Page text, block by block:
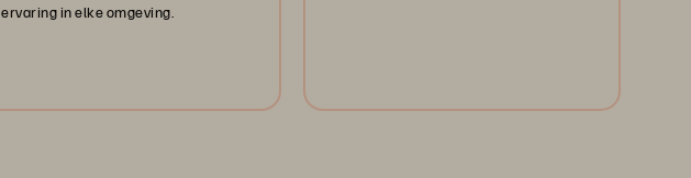
ervaring in elke omgeving.